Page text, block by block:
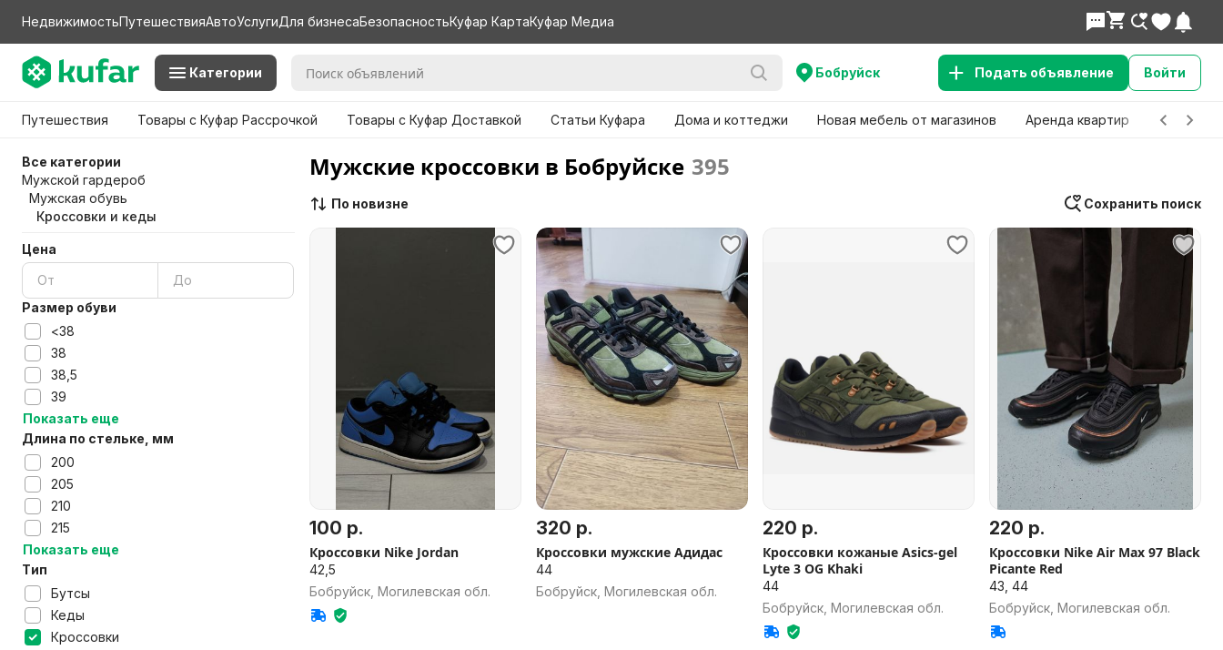
НедвижимостьПутешествияАвтоУслугиДля бизнесаБезопасностьКуфар КартаКуфар Медиа
Категории Бобруйск Подать объявление Войти
Путешествия Товары с Куфар Рассрочкой Товары с Куфар Доставкой Статьи Куфара Дома и коттеджи Новая мебель от магазинов Аренда квартир Детские
Все категории
Мужской гардероб
Мужская обувь
Кроссовки и кеды
Цена
Размер обуви
<38
38
38,5
39
Показать еще
Длина по стельке, мм
200
205
210
215
Показать еще
Тип
Бутсы
Кеды
Кроссовки
Мужские кроссовки в Бобруйске 395
Сохранить поиск
По новизне
100 р.
Кроссовки Nike Jordan
42,5
Бобруйск, Могилевская обл.
320 р.
Кроссовки мужские Адидас
44
Бобруйск, Могилевская обл.
220 р.
Кроссовки кожаные Asics-gel
Lyte 3 OG Khaki
44
Бобруйск, Могилевская обл.
220 р.
Кроссовки Nike Air Max 97 Black
Picante Red
43, 44
Бобруйск, Могилевская обл.